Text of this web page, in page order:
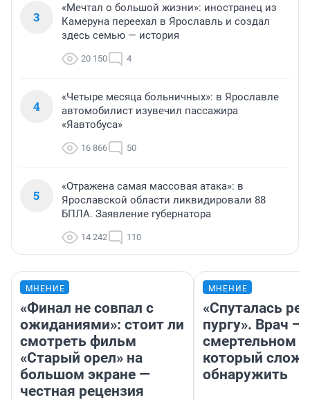
3
«Мечтал о большой жизни»: иностранец из
Камеруна переехал в Ярославль и создал
здесь семью — история
20 150 4
4
«Четыре месяца больничных»: в Ярославле
автомобилист изувечил пассажира
«Яавтобуса»
16 866 50
5
«Отражена самая массовая атака»: в
Ярославской области ликвидировали 88
БПЛА. Заявление губернатора
14 242 110
МНЕНИЕ
«Финал не совпал с
ожиданиями»: стоит ли
смотреть фильм
«Старый орел» на
большом экране —
честная рецензия
МНЕНИЕ
«Спуталась
пургу». Врач —
смертельном
который
обнаружить